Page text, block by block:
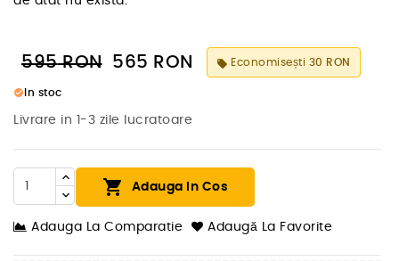
595RON 565 RON local_offer Economisești 30 RON
check_circle In stoc
Livrare in 1-3 zile lucratoare
 Adauga In Cos
Adauga La Comparatie Adaugă La Favorite